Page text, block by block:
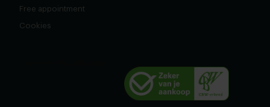
Free appointment
Cookies